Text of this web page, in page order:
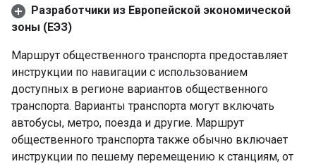
Разработчики из Европейской экономической
зоны (ЕЭЗ)
Маршрут общественного транспорта предоставляет
инструкции по навигации с использованием
доступных в регионе вариантов общественного
транспорта. Варианты транспорта могут включать
автобусы, метро, ​​поезда и другие. Маршрут
общественного транспорта также обычно включает
инструкции по пешему перемещению к станциям, от